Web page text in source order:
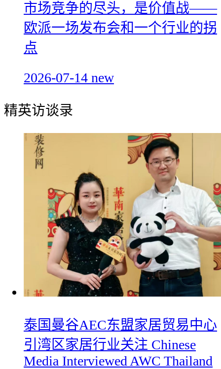
市场竞争的尽头，是价值战——
欧派一场发布会和一个行业的拐
点
2026-07-14 new
精英访谈录
​泰国曼谷AEC东盟家居贸易中心
引湾区家居行业关注 Chinese
Media Interviewed AWC Thailand